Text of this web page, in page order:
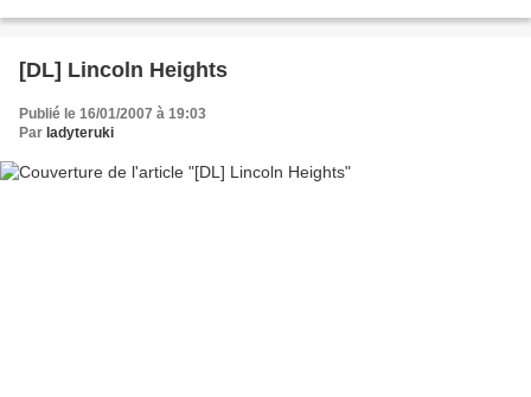
[DL] Lincoln Heights
Publié le 16/01/2007 à 19:03
Par ladyteruki